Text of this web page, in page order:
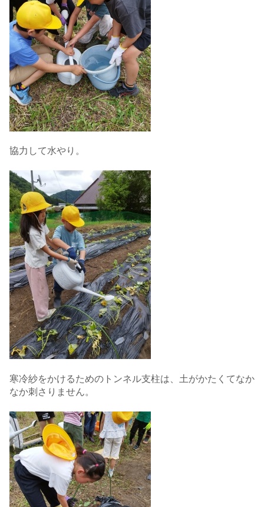
協力して水やり。
寒冷紗をかけるためのトンネル支柱は、土がかたくてなか
なか刺さりません。